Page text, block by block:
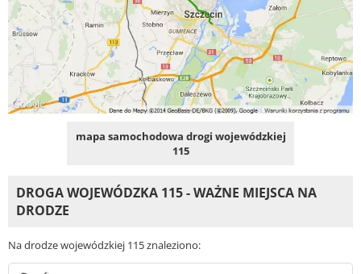
mapa samochodowa drogi wojewódzkiej
115
DROGA WOJEWÓDZKA 115 - WAŻNE MIEJSCA NA
DRODZE
Na drodze wojewódzkiej 115 znaleziono: